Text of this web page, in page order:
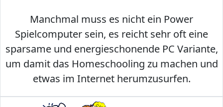
Manchmal muss es nicht ein Power
Spielcomputer sein, es reicht sehr oft eine
sparsame und energieschonende PC Variante,
um damit das Homeschooling zu machen und
etwas im Internet herumzusurfen.